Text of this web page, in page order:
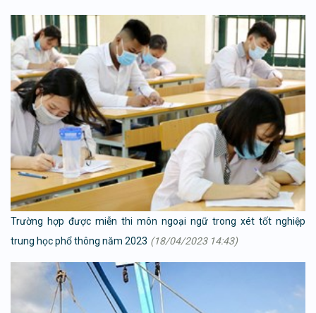
Trường hợp được miễn thi môn ngoại ngữ trong xét tốt nghiệp
trung học phổ thông năm 2023 (18/04/2023 14:43)